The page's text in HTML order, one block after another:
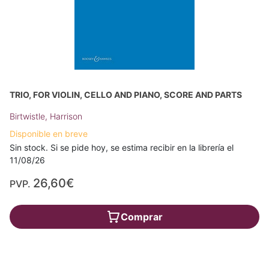
TRIO, FOR VIOLIN, CELLO AND PIANO, SCORE AND PARTS
Birtwistle, Harrison
Disponible en breve
Sin stock. Si se pide hoy, se estima recibir en la librería el
11/08/26
PVP. 26,60€
Comprar